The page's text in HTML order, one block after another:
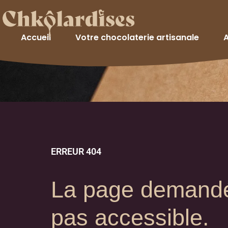
Accueil Votre chocolaterie artisanale
ERREUR 404
La page
pas accessible.